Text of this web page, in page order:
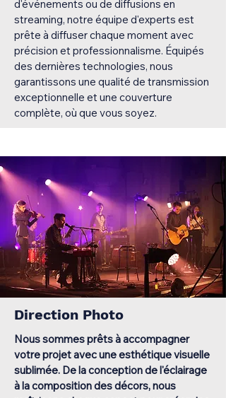
d'événements ou de diffusions en
streaming, notre équipe d'experts est
prête à diffuser chaque moment avec
précision et professionnalisme. Équipés
des dernières technologies, nous
garantissons une qualité de transmission
exceptionnelle et une couverture
complète, où que vous soyez.
Direction Photo
Nous sommes prêts à accompagner
votre projet avec une esthétique visuelle
sublimée. De la conception de l'éclairage
à la composition des décors, nous